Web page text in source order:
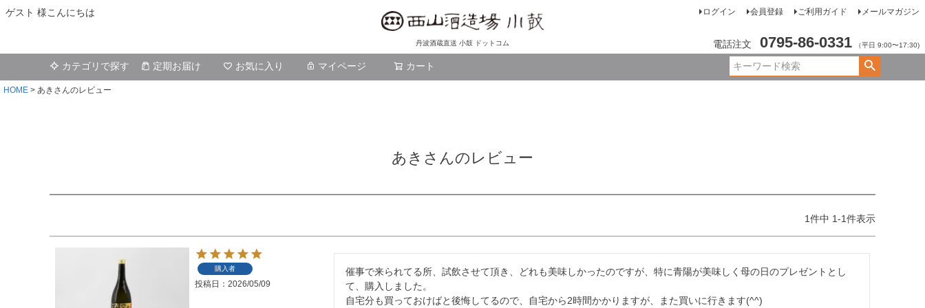
ゲスト 様こんにちは
丹波酒蔵直送 小鼓 ドットコム
ログイン 会員登録 ご利用ガイド メールマガジン
電話注文 0795-86-0331 （平日 9:00〜17:30)
カテゴリで探す 定期お届け お気に入り マイページ カート
HOME あきさんのレビュー
あきさんのレビュー
1件中 1-1件表示
購入者
投稿日 2026/05/09
催事で来られてる所、試飲させて頂き、どれも美味しかったのですが、特に青陽が美味しく母の日のプレゼントとし
て、購入しました。
自宅分も買っておけばと後悔してるので、自宅から2時間かかりますが、また買いに行きます(^^)